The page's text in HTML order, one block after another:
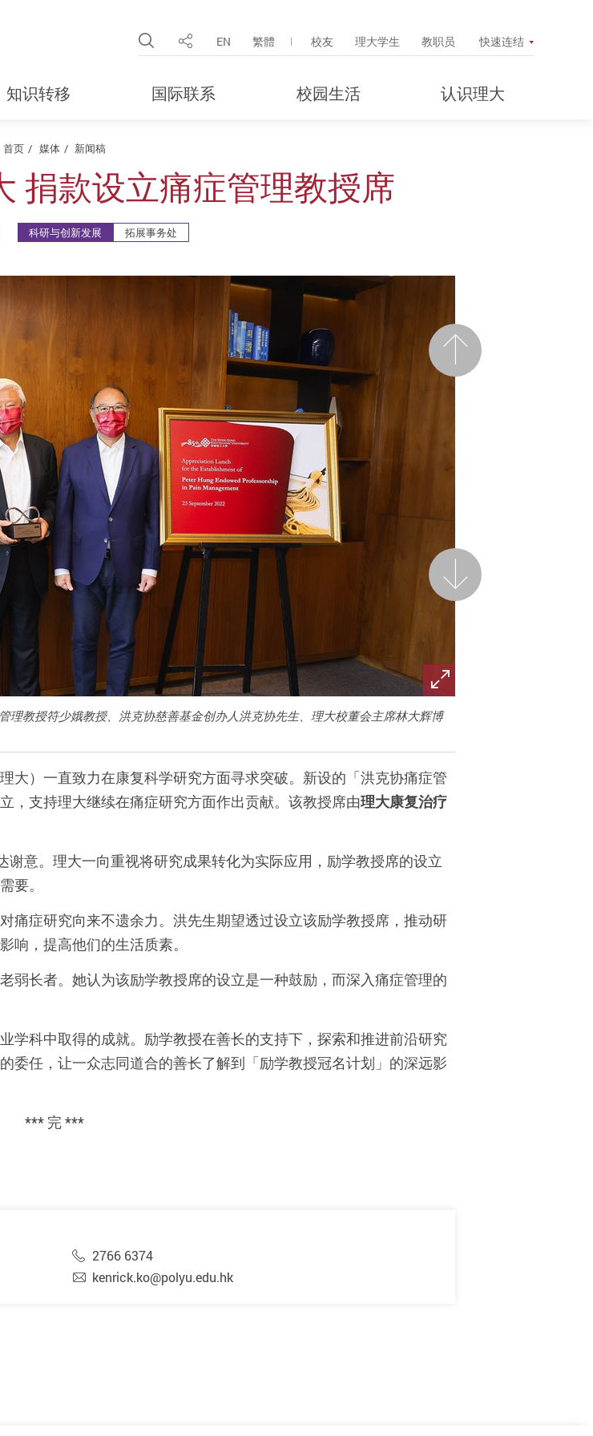
Open Site Search Popup
分享 EN 繁體 校友 理大学生 教职员 快速连结
知识转移 国际联系 校园生活 认识理大
首页 媒体 新闻稿
捐款设立痛症管理教授席
科研与创新发展 拓展事务处
前一页
理教授符少娥教授、洪克协慈善基金创办人洪克协先生、理大校董会主席林大辉博
后一页
大）一直致力在康复科学研究方面寻求突破。新设的「洪克协痛症管
，支持理大继续在痛症研究方面作出贡献。该教授席由理大康复治疗
意。理大一向重视将研究成果转化为实际应用，励学教授席的设立
要。
痛症研究向来不遗余力。洪先生期望透过设立该励学教授席，推动研
响，提高他们的生活质素。
弱长者。她认为该励学教授席的设立是一种鼓励，而深入痛症管理的
学科中取得的成就。励学教授在善长的支持下，探索和推进前沿研究
委任，让一众志同道合的善长了解到「励学教授冠名计划」的深远影
*** 完 ***
2766 6374
kenrick.ko@polyu.edu.hk